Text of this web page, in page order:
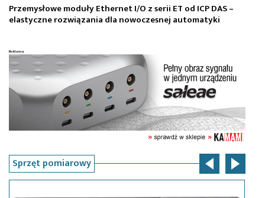
Przemysłowe moduły Ethernet I/O z serii ET od ICP DAS –
elastyczne rozwiązania dla nowoczesnej automatyki
Sprzęt pomiarowy